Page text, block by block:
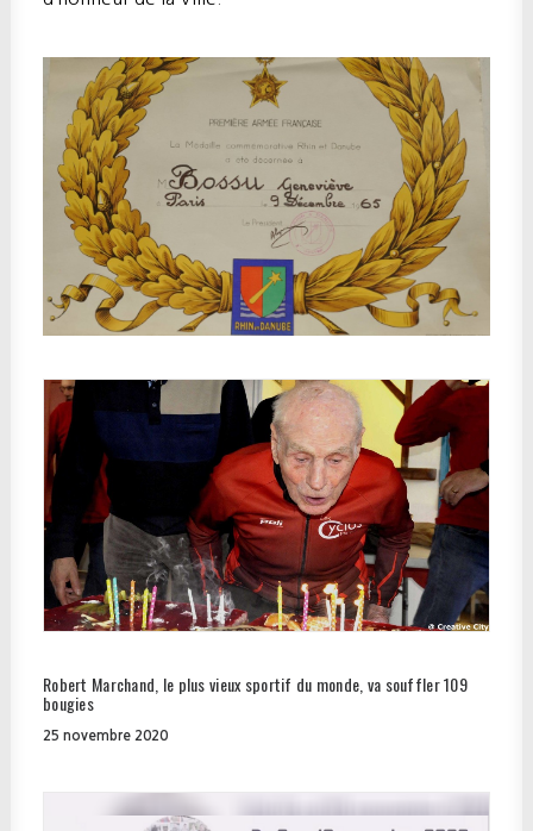
Robert Marchand, le plus vieux sportif du monde, va souffler 109
bougies
25 novembre 2020